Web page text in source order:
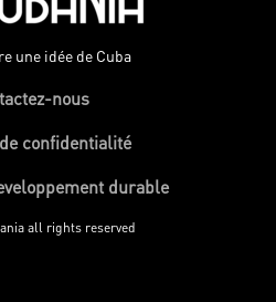
une idée de Cuba
nous
confidentialité
durable
all rights reserved